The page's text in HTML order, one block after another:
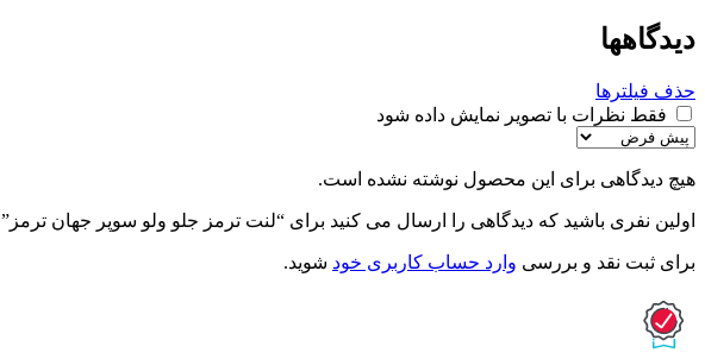
دیدگاهها
حذف فیلترها
فقط نظرات با تصویر نمایش داده شود
هیچ دیدگاهی برای این محصول نوشته نشده است.
اولین نفری باشید که دیدگاهی را ارسال می کنید برای “لنت ترمز جلو ولو سوپر جهان ترمز”
برای ثبت نقد و بررسی وارد حساب کاربری خود شوید.